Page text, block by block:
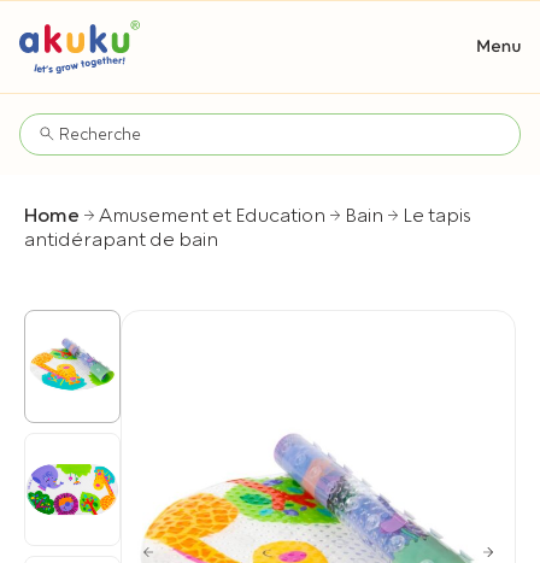
Home Amusement et Education Bain
Le tapis
antidérapant de bain